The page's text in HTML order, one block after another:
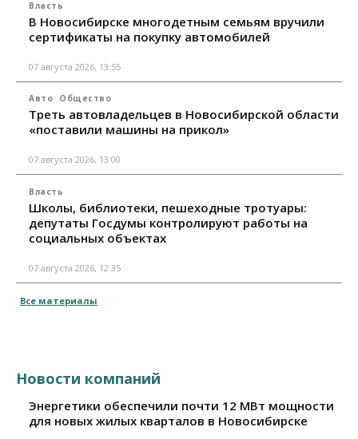
Власть
В Новосибирске многодетным семьям вручили
сертификаты на покупку автомобилей
07 августа 2026, 13:55
Авто Общество
Треть автовладельцев в Новосибирской области
«поставили машины на прикол»
07 августа 2026, 13:00
Власть
Школы, библиотеки, пешеходные тротуары:
депутаты Госдумы контролируют работы на
социальных объектах
07 августа 2026, 12:35
Все материалы
Новости компаний
Энергетики обеспечили почти 12 МВт мощности
для новых жилых кварталов в Новосибирске